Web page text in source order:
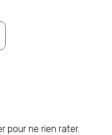
pour ne rien rater.